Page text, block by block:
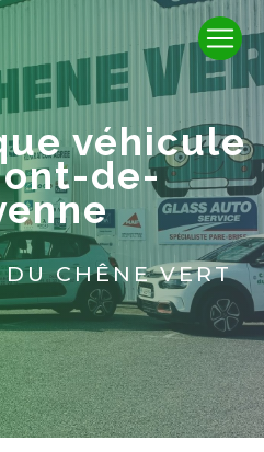
de-
DU CHÊNE VERT